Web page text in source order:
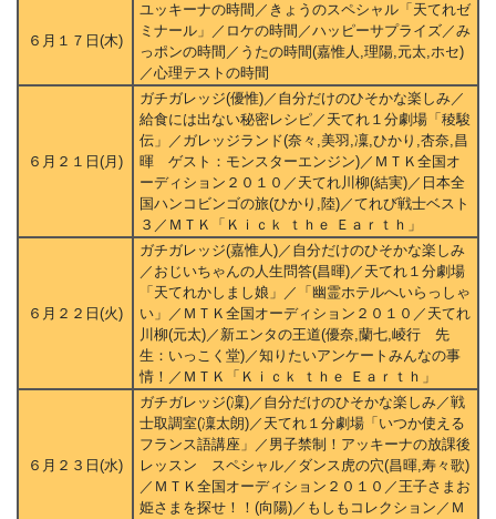
６月１７日(木)
ユッキーナの時間／きょうのスペシャル「天てれゼ
ミナール」／ロケの時間／ハッピーサプライズ／み
っポンの時間／うたの時間(嘉惟人,理陽,元太,ホセ)
／心理テストの時間
６月２１日(月)
ガチガレッジ(優惟)／自分だけのひそかな楽しみ／
給食には出ない秘密レシピ／天てれ１分劇場「稜駿
伝」／ガレッジランド(奈々,美羽,凜,ひかり,杏奈,昌
暉 ゲスト：モンスターエンジン)／ＭＴＫ全国オ
ーディション２０１０／天てれ川柳(結実)／日本全
国ハンコビンゴの旅(ひかり,陸)／てれび戦士ベスト
３／ＭＴＫ「Ｋｉｃｋ ｔｈｅ Ｅａｒｔｈ」
６月２２日(火)
ガチガレッジ(嘉惟人)／自分だけのひそかな楽しみ
／おじいちゃんの人生問答(昌暉)／天てれ１分劇場
「天てれかしまし娘」／「幽霊ホテルへいらっしゃ
い」／ＭＴＫ全国オーディション２０１０／天てれ
川柳(元太)／新エンタの王道(優奈,蘭七,崚行 先
生：いっこく堂)／知りたいアンケートみんなの事
情！／ＭＴＫ「Ｋｉｃｋ ｔｈｅ Ｅａｒｔｈ」
６月２３日(水)
ガチガレッジ(凜)／自分だけのひそかな楽しみ／戦
士取調室(凜太朗)／天てれ１分劇場「いつか使える
フランス語講座」／男子禁制！アッキーナの放課後
レッスン スペシャル／ダンス虎の穴(昌暉,寿々歌)
／ＭＴＫ全国オーディション２０１０／王子さまお
姫さまを探せ！！(向陽)／もしもコレクション／Ｍ